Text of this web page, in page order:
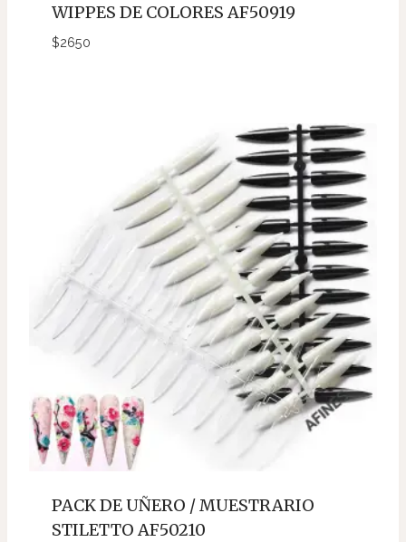
WIPPES DE COLORES AF50919
$2650
PACK DE UÑERO / MUESTRARIO
STILETTO AF50210